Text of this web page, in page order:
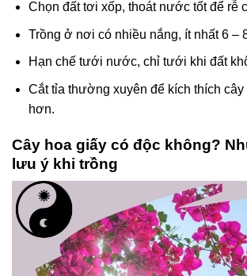
Chọn đất tơi xốp, thoát nước tốt để rễ
Trồng ở nơi có nhiều nắng, ít nhất 6 –
Hạn chế tưới nước, chỉ tưới khi đất
Cắt tỉa thường xuyên để kích thích cây
hơn.
Cây hoa giấy có độc không?
lưu ý khi trồng